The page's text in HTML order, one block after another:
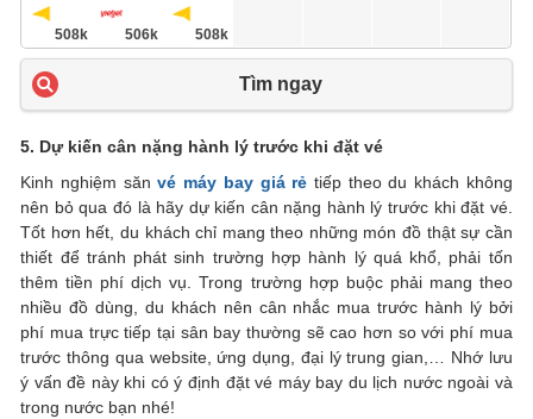
508k 506k 508k
Tìm ngay
5. Dự kiến cân nặng hành lý trước khi đặt vé
Kinh nghiệm sănvé máy bay giá rẻ tiếp theo du khách không
nên bỏ qua đó là hãy dự kiến cân nặng hành lý trước khi đặt vé.
Tốt hơn hết, du khách chỉ mang theo những món đồ thật sự cần
thiết để tránh phát sinh trường hợp hành lý quá khổ, phải tốn
thêm tiền phí dịch vụ. Trong trường hợp buộc phải mang theo
nhiều đồ dùng, du khách nên cân nhắc mua trước hành lý bởi
phí mua trực tiếp tại sân bay thường sẽ cao hơn so với phí mua
trước thông qua website, ứng dụng, đại lý trung gian,… Nhớ lưu
ý vấn đề này khi có ý định đặt vé máy bay du lịch nước ngoài và
trong nước bạn nhé!